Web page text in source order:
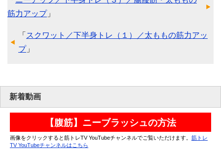
筋力アップ」
「 スクワット／下半身トレ（１）／太ももの筋力アッ
プ」
新着動画
【腹筋】ニーブラッシュの方法
画像をクリックすると筋トレTV YouTubeチャンネルでご覧いただけます。 筋トレ
TV YouTubeチャンネルはこちら